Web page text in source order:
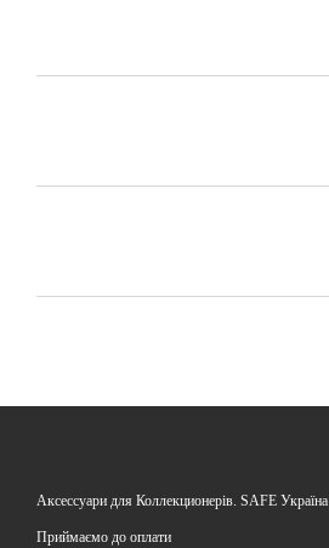
Аксессуари для Коллекционерів. SAFE Україна
Приймаємо до оплати